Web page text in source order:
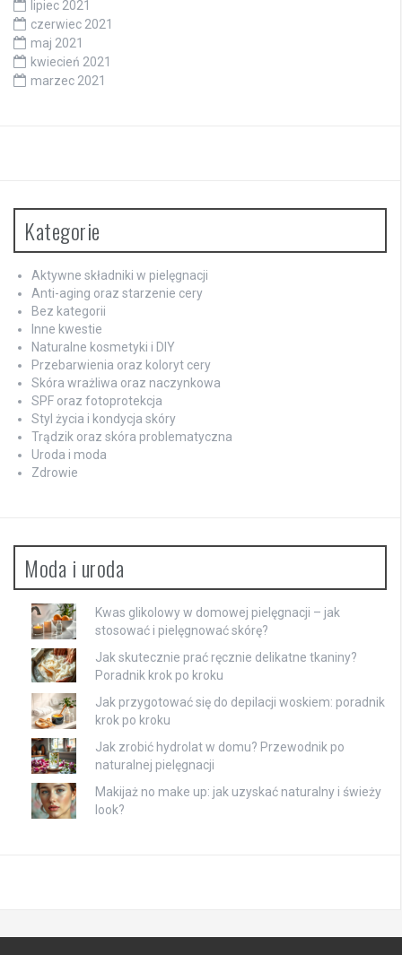
lipiec 2021
czerwiec 2021
maj 2021
kwiecień 2021
marzec 2021
Kategorie
Aktywne składniki w pielęgnacji
Anti-aging oraz starzenie cery
Bez kategorii
Inne kwestie
Naturalne kosmetyki i DIY
Przebarwienia oraz koloryt cery
Skóra wrażliwa oraz naczynkowa
SPF oraz fotoprotekcja
Styl życia i kondycja skóry
Trądzik oraz skóra problematyczna
Uroda i moda
Zdrowie
Moda i uroda
Kwas glikolowy w domowej pielęgnacji – jak
stosować i pielęgnować skórę?
Jak skutecznie prać ręcznie delikatne tkaniny?
Poradnik krok po kroku
Jak przygotować się do depilacji woskiem: poradnik
krok po kroku
Jak zrobić hydrolat w domu? Przewodnik po
naturalnej pielęgnacji
Makijaż no make up: jak uzyskać naturalny i świeży
look?